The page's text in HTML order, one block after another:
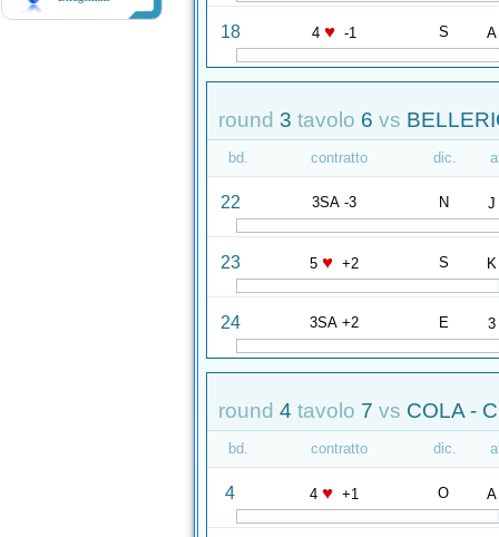
18 4 ♥ -1 S A
round 3 tavolo 6 vs
bd. contratto dic.
22 3SA -3 N J
23 5 ♥ +2 S K
24 3SA +2 E 3
round 4 tavolo 7 vs COLA -
bd. contratto dic.
4 4 ♥ +1 O A